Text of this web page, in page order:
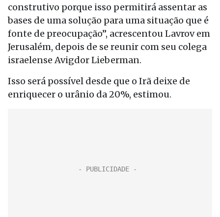
construtivo porque isso permitirá assentar as
bases de uma solução para uma situação que é
fonte de preocupação”, acrescentou Lavrov em
Jerusalém, depois de se reunir com seu colega
israelense Avigdor Lieberman.
Isso será possível desde que o Irã deixe de
enriquecer o urânio da 20%, estimou.